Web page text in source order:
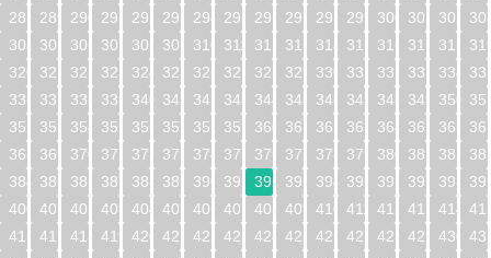
288
289 290 291 292 293 294 295 296 297 298 299 300 301 302
304
305 306 307 308 309 310 311 312 313 314 315 316 317 318
320
321 322 323 324 325 326 327 328 329 330 331 332 333 334
336
337 338 339 340 341 342 343 344 345 346 347 348 349 350
352
353 354 355 356 357 358 359 360 361 362 363 364 365 366
368
369 370 371 372 373 374 375 376 377 378 379 380 381 382
384
385 386 387 388 389 390 391 392 393 394 395 396 397 398
400
401 402 403 404 405 406 407 408 409 410 411 412 413 414
416
417 418 419 420 421 422 423 424 425 426 427 428 429 430